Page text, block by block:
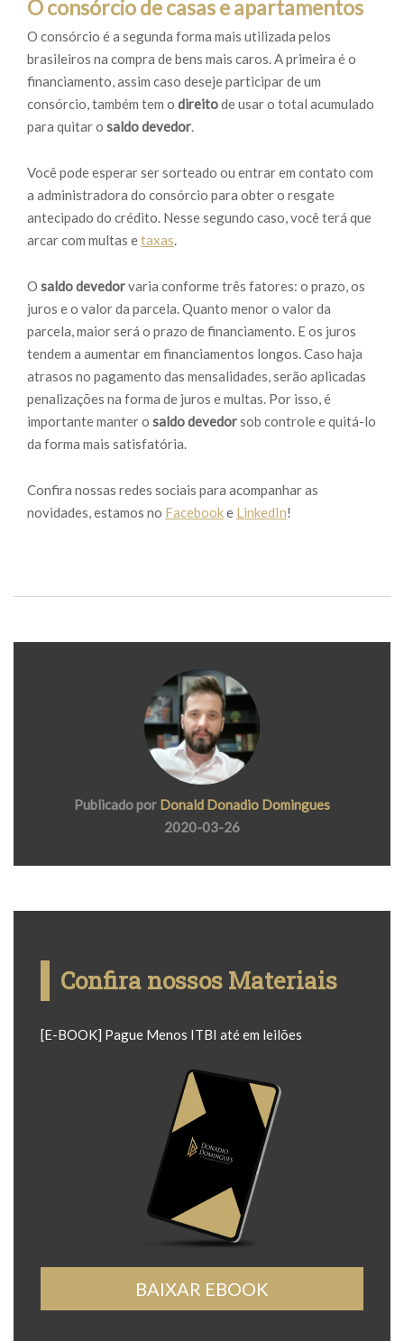
O consórcio de casas e apartamentos
O consórcio é a segunda forma mais utilizada pelos
brasileiros na compra de bens mais caros. A primeira é o
financiamento, assim caso deseje participar de um
consórcio, também tem o direitode usar o total acumulado
para quitar o saldo devedor.
Você pode esperar ser sorteado ou entrar em contato com
a administradora do consórcio para obter o resgate
antecipado do crédito. Nesse segundo caso, você terá que
arcar com multas etaxas.
O saldo devedorvaria conforme três fatores: o prazo, os
juros e o valor da parcela. Quanto menor o valor da
parcela, maior será o prazo de financiamento. E os juros
tendem a aumentar em financiamentos longos. Caso haja
atrasos no pagamento das mensalidades, serão aplicadas
penalizações na forma de juros e multas. Por isso, é
importante manter o saldo devedorsob controle e quitá-lo
da forma mais satisfatória.
Confira nossas redes sociais para acompanhar as
novidades, estamos no Facebooke LinkedIn!
Publicado por Donald Donadio Domingues
2020-03-26
Confira nossos Materiais
[E-BOOK] Pague Menos ITBI até em leilões
BAIXAR EBOOK